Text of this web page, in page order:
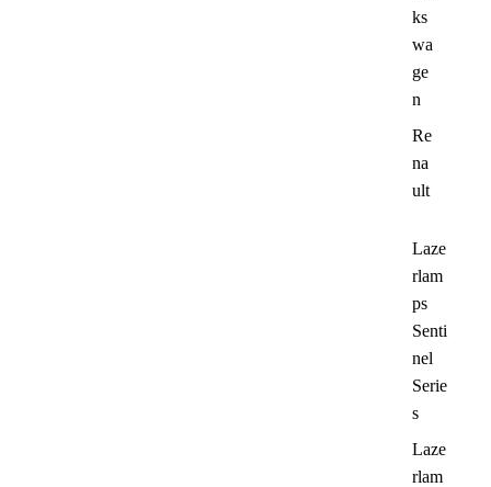
ks
wa
ge
n
Re
na
ult
Laze
rlam
ps
Senti
nel
Serie
s
Laze
rlam